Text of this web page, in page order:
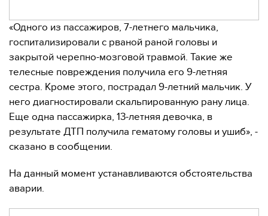
«Одного из пассажиров, 7-летнего мальчика,
госпитализировали с рваной раной головы и
закрытой черепно-мозговой травмой. Такие же
телесные повреждения получила его 9-летняя
сестра. Кроме этого, пострадал 9-летний мальчик. У
него диагностировали скальпированную рану лица.
Еще одна пассажирка, 13-летняя девочка, в
результате ДТП получила гематому головы и ушиб», -
сказано в сообщении.
На данный момент устанавливаются обстоятельства
аварии.